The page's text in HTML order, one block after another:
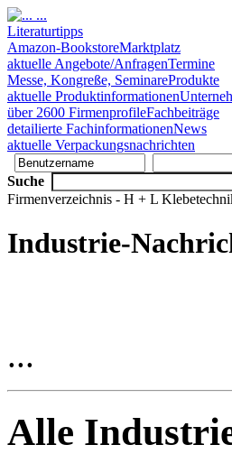
Literaturtipps
Amazon-BookstoreMarktplatz
aktuelle Angebote/AnfragenTermine
Messe, Kongreße, SeminareProdukte
aktuelle Produktinformationen
über 2600 FirmenprofileFachbeiträge
detailierte FachinformationenNews
aktuelle Verpackungsnachrichten
Suche
Firmenverzeichnis - H + L
Industrie-
...
Alle